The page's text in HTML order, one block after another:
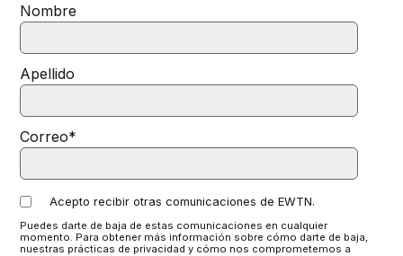
Nombre
Apellido
Correo*
Acepto recibir otras comunicaciones de EWTN.
Puedes darte de baja de estas comunicaciones en cualquier
momento. Para obtener más información sobre cómo darte de baja,
nuestras prácticas de privacidad y cómo nos comprometemos a